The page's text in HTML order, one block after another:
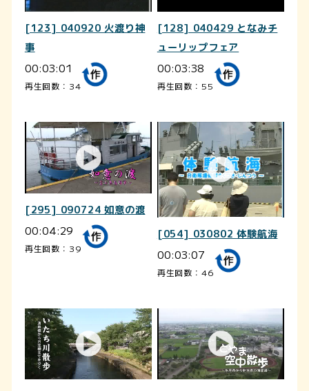
[123] 040920 火渡り神
事
00:03:01
再生回数：34
[128] 040429 となみチ
ューリップフェア
00:03:38
再生回数：55
[295] 090724 如意の渡
00:04:29
再生回数：39
[054] 030802 体験航海
00:03:07
再生回数：46